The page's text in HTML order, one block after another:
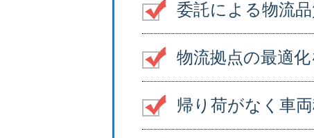
委託による物流
物流拠点の最適
帰り荷がなく車